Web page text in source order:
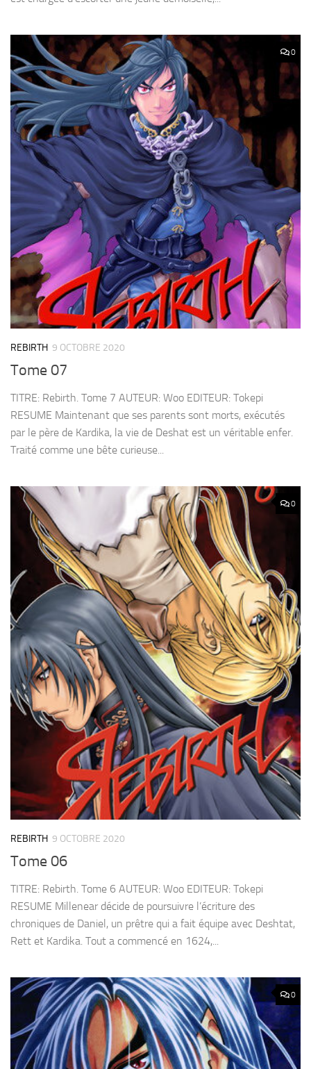
0
REBIRTH 9 OCTOBRE 2020
Tome 07
TITRE: Rebirth. Tome 7 AUTEUR: Woo EDITEUR: Tokepi
RESUME Maintenant que ses parents sont morts, exécutés
par le père de Kardika, la vie de Deshat est un véritable enfer.
Traité comme une bête curieuse...
0
REBIRTH 9 OCTOBRE 2020
Tome 06
TITRE: Rebirth. Tome 6 AUTEUR: Woo EDITEUR: Tokepi
RESUME Millenear décide de poursuivre l’écriture des
chroniques de Daniel, un prêtre qui a fait équipe avec Deshtat,
Rett et Kardika. Tout a commencé en 1624,...
0